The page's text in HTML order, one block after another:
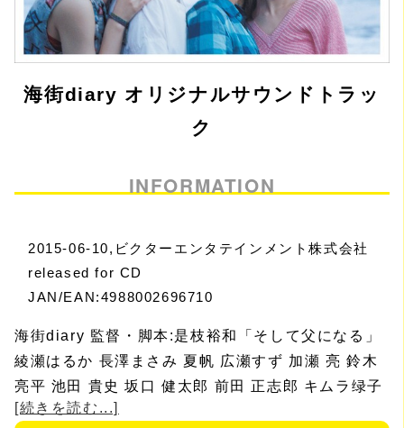
海街diary オリジナルサウンドトラッ
ク
INFORMATION
2015-06-10,ビクターエンタテインメント株式会社
released for CD
JAN/EAN:4988002696710
海街diary 監督・脚本:是枝裕和「そして父になる」
綾瀬はるか 長澤まさみ 夏帆 広瀬すず 加瀬 亮 鈴木
亮平 池田 貴史 坂口 健太郎 前田 正志郎 キムラ绿子
樹木希林 リリー・フランキー 風吹 ジュン 堤 真一
[続きを読む...]